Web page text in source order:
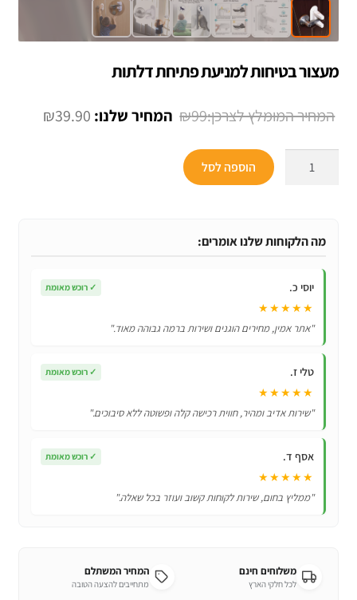
מעצור בטיחות למניעת פתיחת דלתות
₪99
המחיר
₪39.90 המחיר
למניעת
דלתות
הוספה לסל
מה הלקוחות שלנו אומרים:
יוסי כ. ✓ רוכש מאומת
★★★★★
"אתר אמין, מחירים הוגנים ושירות ברמה גבוהה מאוד."
טלי ז. ✓ רוכש מאומת
★★★★★
"שירות אדיב ומהיר, חווית רכישה קלה ופשוטה ללא סיבוכים."
אסף ד. ✓ רוכש מאומת
★★★★★
"ממליץ בחום, שירות לקוחות קשוב ועוזר בכל שאלה."
משלוחים חינם
לכל חלקי הארץ
המחיר המשתלם
מתחייבים להצעה הטובה